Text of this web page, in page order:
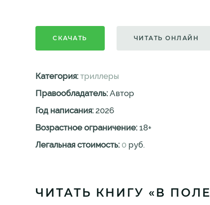
СКАЧАТЬ ЧИТАТЬ ОНЛАЙН
Категория: триллеры
Правообладатель: Автор
Год написания: 2026
Возрастное ограничение: 18+
Легальная стоимость: 0 руб.
ЧИТАТЬ КНИГУ «В